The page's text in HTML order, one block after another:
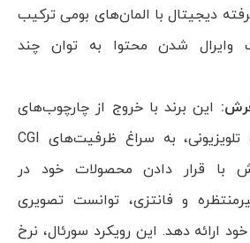
دیجیتال با المان‌های بومی ترکیب
وایرال شدن محتوا به توان چند
این برند با خروج از چارچوب‌های
تکراری تبلیغات تلویزیونی، به سراغ ظرفیت‌های CGI
با قرار دادن محصولات خود در
و فانتزی، توانست تصویری
ارائه دهد. این رویکرد سورئال، نرخ